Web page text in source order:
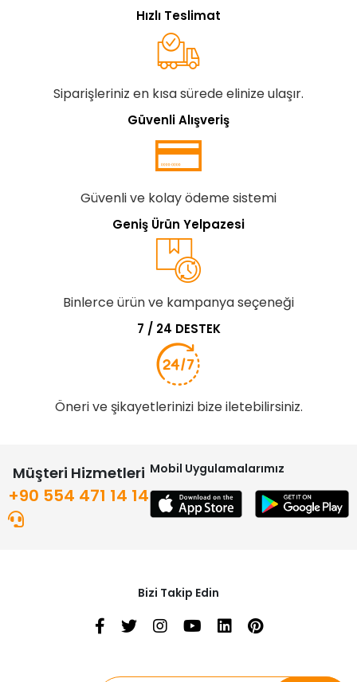
Hızlı Teslimat
Siparişleriniz en kısa sürede elinize ulaşır.
Güvenli Alışveriş
Güvenli ve kolay ödeme sistemi
Geniş Ürün Yelpazesi
Binlerce ürün ve kampanya seçeneği
7 / 24 DESTEK
Öneri ve şikayetlerinizi bize iletebilirsiniz.
Müşteri Hizmetleri
+90 554 471 14 14
Mobil Uygulamalarımız
Bizi Takip Edin